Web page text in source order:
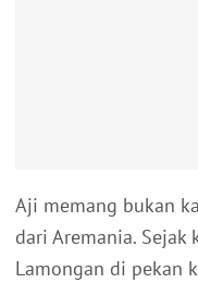
Aji memang bukan
dari Aremania. Sejak
Lamongan di pekan